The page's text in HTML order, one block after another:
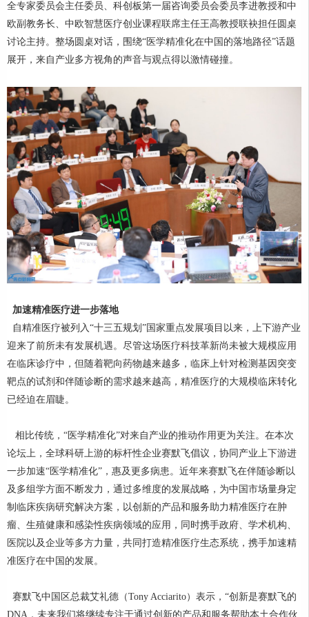
全专家委员会主任委员、科创板第一届咨询委员会委员李进教授和中
欧副教务长、中欧智慧医疗创业课程联席主任王高教授联袂担任圆桌
讨论主持。整场圆桌对话，围绕“医学精准化在中国的落地路径”话题
展开，来自产业多方视角的声音与观点得以激情碰撞。
加速精准医疗进一步落地
自精准医疗被列入“十三五规划”国家重点发展项目以来，上下游产业
迎来了前所未有发展机遇。尽管这场医疗科技革新尚未被大规模应用
在临床诊疗中，但随着靶向药物越来越多，临床上针对检测基因突变
靶点的试剂和伴随诊断的需求越来越高，精准医疗的大规模临床转化
已经迫在眉睫。
相比传统，“医学精准化”对来自产业的推动作用更为关注。在本次
论坛上，全球科研上游的标杆性企业赛默飞倡议，协同产业上下游进
一步加速“医学精准化”，惠及更多病患。近年来赛默飞在伴随诊断以
及多组学方面不断发力，通过多维度的发展战略，为中国市场量身定
制临床疾病研究解决方案，以创新的产品和服务助力精准医疗在肿
瘤、生殖健康和感染性疾病领域的应用，同时携手政府、学术机构、
医院以及企业等多方力量，共同打造精准医疗生态系统，携手加速精
准医疗在中国的发展。
赛默飞中国区总裁艾礼德（Tony Acciarito）表示，“创新是赛默飞的
DNA，未来我们将继续专注于通过创新的产品和服务帮助本土合作伙